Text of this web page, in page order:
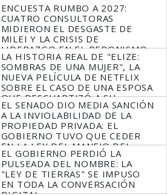
ENCUESTA RUMBO A 2027:
CUATRO CONSULTORAS
MIDIERON EL DESGASTE DE
MILEI Y LA CRISIS DE
LIDERAZGO EN EL PERONISMO
LA HISTORIA REAL DE "ELIZE:
SOMBRAS DE UNA MUJER", LA
NUEVA PELÍCULA DE NETFLIX
SOBRE EL CASO DE UNA ESPOSA
QUE DESCUARTIZÓ A SU
MARIDO
EL SENADO DIO MEDIA SANCIÓN
A LA INVIOLABILIDAD DE LA
PROPIEDAD PRIVADA: EL
GOBIERNO TUVO QUE CEDER
EN LA LEY DEL MANEJO DEL
FUEGO
EL GOBIERNO PERDIÓ LA
PULSEADA DEL NOMBRE: LA
"LEY DE TIERRAS" SE IMPUSO
EN TODA LA CONVERSACIÓN